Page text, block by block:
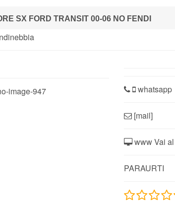
SX FORD TRANSIT 00-06 NO FENDI
whatsapp
[mail]
www Vai
PARAURTI